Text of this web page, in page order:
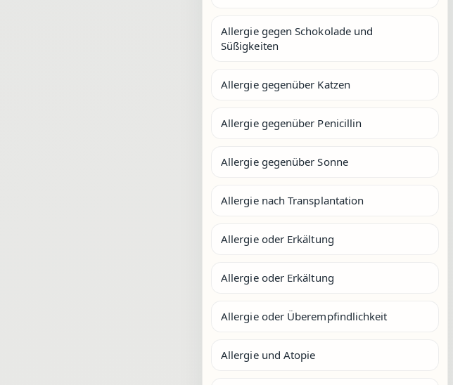
Allergie gegen Schokolade und
Süßigkeiten
Allergie gegenüber Katzen
Allergie gegenüber Penicillin
Allergie gegenüber Sonne
Allergie nach Transplantation
Allergie oder Erkältung
Allergie oder Erkältung
Allergie oder Überempfindlichkeit
Allergie und Atopie